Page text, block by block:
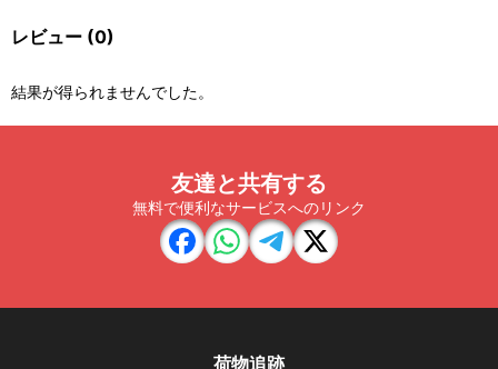
レビュー (0)
結果が得られませんでした。
友達と共有する
無料で便利なサービスへのリンク
荷物追跡